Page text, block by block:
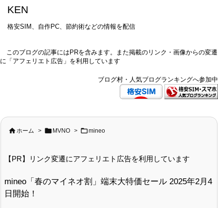
KEN
格安SIM、自作PC、節約術などの情報を配信
このブログの記事にはPRを含みます。また掲載のリンク・画像からの変遷
に「アフェリエト広告」を利用しています
ブログ村・人気ブログランキングへ参加中
 ホーム >  MVNO > mineo
【PR】リンク変遷にアフェリエト広告を利用しています
mineo「春のマイネオ割」端末大特価セール 2025年2月4
日開始！